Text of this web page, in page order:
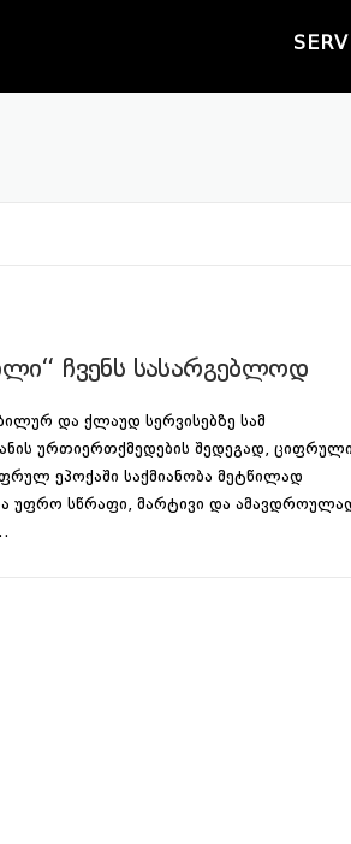
ჩვენს სასარგებლოდ
და ქლაუდ სერვისებზე სამ
ურთიერთქმედების შედეგად, ციფრული
ეპოქაში საქმიანობა მეტწილად
უფრო სწრაფი, მარტივი და